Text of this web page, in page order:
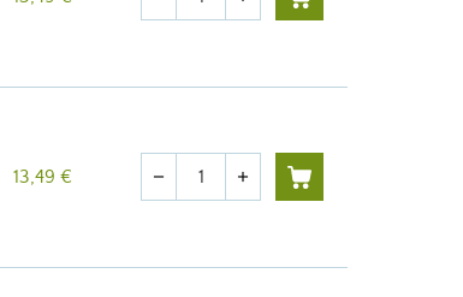
13,49 € Quantité
remove add